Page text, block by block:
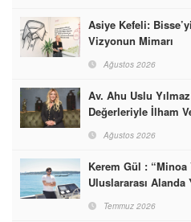
Asiye Kefeli:
Vizyonun Mimarı
Ağustos 2026
Av. Ahu Uslu
Değerleriyle İlham
Ağustos 2026
Kerem Gül : “Minoa
Uluslararası
Markası Olacak”
Temmuz 2026